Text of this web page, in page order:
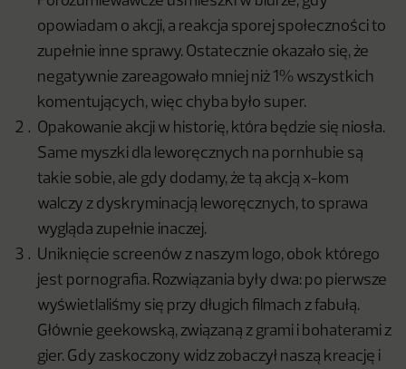
opowiadam o akcji, a reakcja sporej społeczności to
zupełnie inne sprawy. Ostatecznie okazało się, że
negatywnie zareagowało mniej niż 1% wszystkich
komentujących, więc chyba było super.
Opakowanie akcji w historię, która będzie się niosła.
Same myszki dla leworęcznych na pornhubie są
takie sobie, ale gdy dodamy, że tą akcją x-kom
walczy z dyskryminacją leworęcznych, to sprawa
wygląda zupełnie inaczej.
Uniknięcie screenów z naszym logo, obok którego
jest pornografia. Rozwiązania były dwa: po pierwsze
wyświetlaliśmy się przy długich filmach z fabułą.
Głównie geekowską, związaną z grami i bohaterami z
gier. Gdy zaskoczony widz zobaczył naszą kreację i